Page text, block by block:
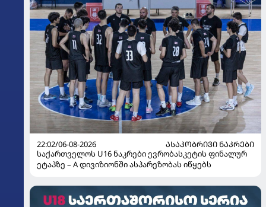
22:02/06-08-2026
ᲐᲡᲐᲙᲝᲑᲠᲘᲕᲘ ᲜᲐᲙᲠᲔᲑᲘ
საქართველოს U16 ნაკრები ევრობასკეტის ფინალურ
ეტაპზე – A დივიზიონში ასპარეზობას იწყებს